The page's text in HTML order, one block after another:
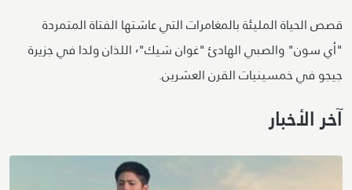
قصص الحياة المليئة بالمغامرات التي عاشتها الفتاة المتمردة
"أي سون" والصبي الهادئ "غوان شيك"٬ اللذان ولدا في جزيرة
جيجو في خمسينيات القرن العشرين.
آخر الأخبار